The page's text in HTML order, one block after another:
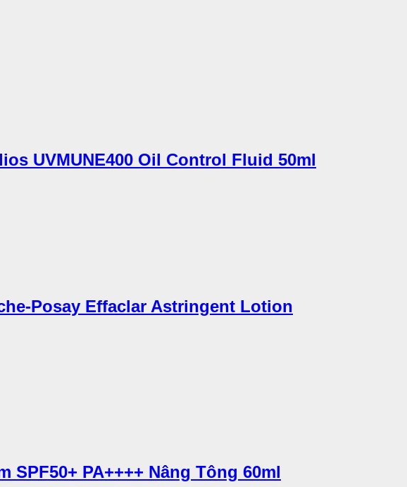
UVMUNE400 Oil Control Fluid 50ml
Posay Effaclar Astringent Lotion
SPF50+ PA++++ Nâng Tông 60ml